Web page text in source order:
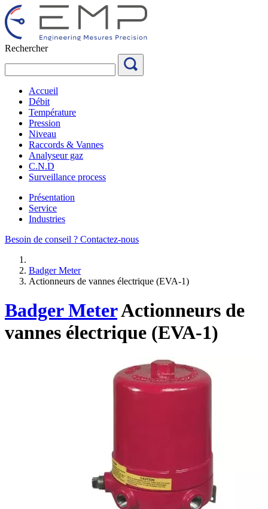
Aller
au
contenu
Rechercher
Accueil
Débit
Température
Pression
Niveau
Raccords & Vannes
Analyseur gaz
C.N.D
Surveillance process
Présentation
Service
Industries
Besoin de conseil ? Contactez-nous
Badger Meter
Actionneurs de vannes électrique (EVA-1)
Badger MeterActionneurs de
vannes électrique (EVA-1)